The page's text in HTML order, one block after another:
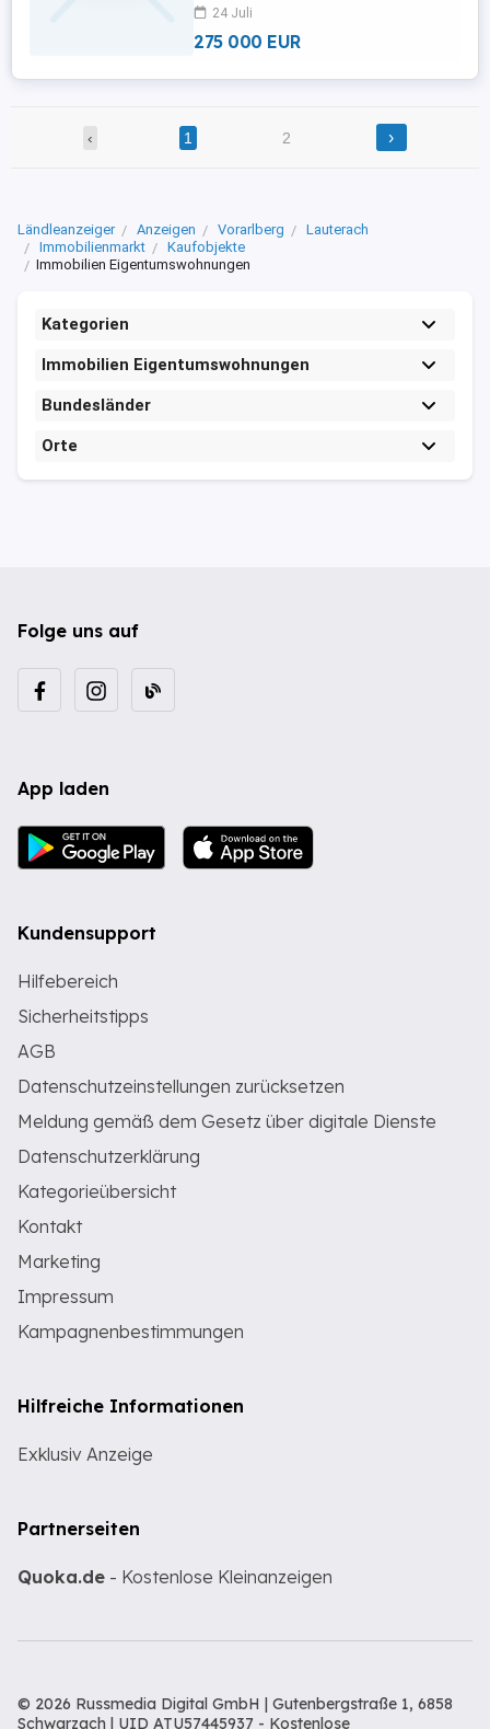
24 Juli
275 000 EUR
‹ 1 2 ›
Ländleanzeiger Anzeigen Vorarlberg
Lauterach
Immobilienmarkt
Kaufobjekte
Immobilien Eigentumswohnungen
Kategorien
Immobilien Eigentumswohnungen
Bundesländer
Orte
Folge uns auf
App laden
Kundensupport
Hilfebereich
Sicherheitstipps
AGB
Datenschutzeinstellungen zurücksetzen
Meldung gemäß dem Gesetz über digitale Dienste
Datenschutzerklärung
Kategorieübersicht
Kontakt
Marketing
Impressum
Kampagnenbestimmungen
Hilfreiche Informationen
Exklusiv Anzeige
Partnerseiten
Quoka.de - Kostenlose Kleinanzeigen
© 2026 Russmedia Digital GmbH | Gutenbergstraße 1, 6858
Schwarzach | UID ATU57445937 - Kostenlose